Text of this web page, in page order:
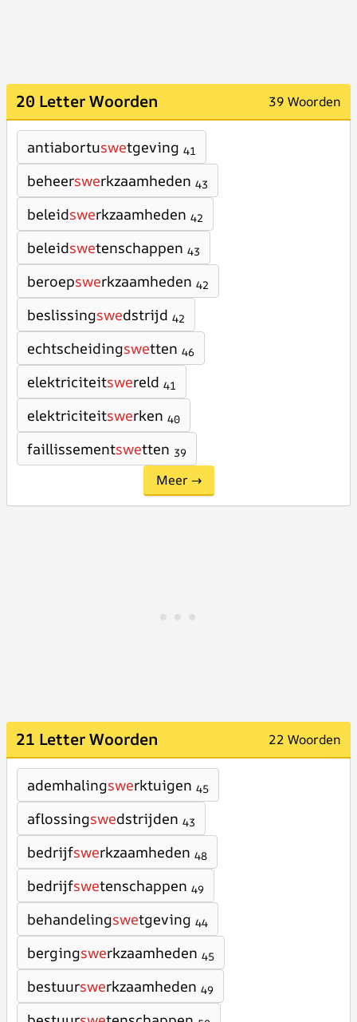
20 Letter Woorden 39 Woorden
antiabortuswetgeving 41
beheerswerkzaamheden 43
beleidswerkzaamheden 42
beleidswetenschappen 43
beroepswerkzaamheden 42
beslissingswedstrijd 42
echtscheidingswetten 46
elektriciteitswereld 41
elektriciteitswerken 40
faillissementswetten 39
Meer →
21 Letter Woorden 22 Woorden
ademhalingswerktuigen 45
aflossingswedstrijden 43
bedrijfswerkzaamheden 48
bedrijfswetenschappen 49
behandelingswetgeving 44
bergingswerkzaamheden 45
bestuurswerkzaamheden 49